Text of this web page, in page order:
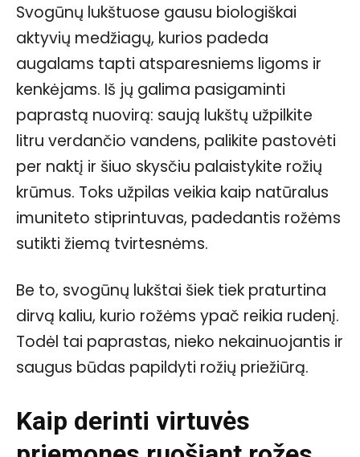
Svogūnų lukštuose gausu biologiškai
aktyvių medžiagų, kurios padeda
augalams tapti atsparesniems ligoms ir
kenkėjams. Iš jų galima pasigaminti
paprastą nuovirą: saują lukštų užpilkite
litru verdančio vandens, palikite pastovėti
per naktį ir šiuo skysčiu palaistykite rožių
krūmus. Toks užpilas veikia kaip natūralus
imuniteto stiprintuvas, padedantis rožėms
sutikti žiemą tvirtesnėms.
Be to, svogūnų lukštai šiek tiek praturtina
dirvą kaliu, kurio rožėms ypač reikia rudenį.
Todėl tai paprastas, nieko nekainuojantis ir
saugus būdas papildyti rožių priežiūrą.
Kaip derinti virtuvės